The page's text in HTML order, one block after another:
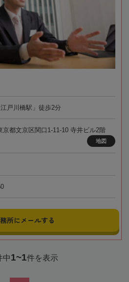
戸川橋駅」徒歩2分
京都文京区関口1-11-10 寺井ビル2階
地図
所にメールする
中1~1件を表示